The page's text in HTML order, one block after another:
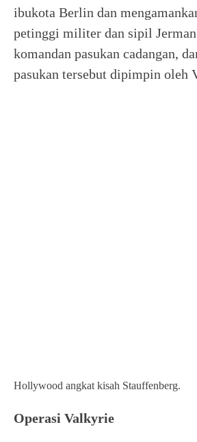
ibukota Berlin dan
petinggi militer dan sipil
komandan pasukan cadangan,
pasukan tersebut dipimpin oleh
Hollywood angkat kisah Stauffenberg.
Operasi Valkyrie